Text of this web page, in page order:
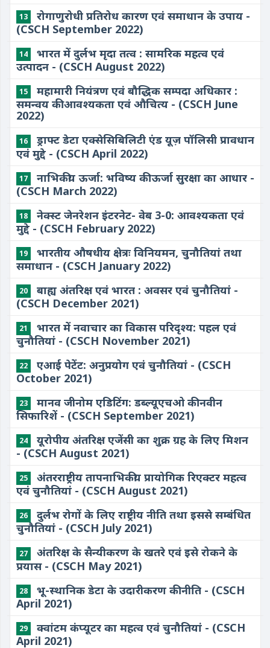
13
रोगाणुरोधी प्रतिरोध कारण एवं समाधान के उपाय -
(CSCH September 2022)
14
भारत में दुर्लभ मृदा तत्व : सामरिक महत्व एवं
उत्पादन - (CSCH August 2022)
15
महामारी नियंत्रण एवं बौद्धिक सम्पदा अधिकार :
समन्वय की आवश्यकता एवं औचित्य - (CSCH June
2022)
16
ड्राफ्ट डेटा एक्सेसिबिलिटी एंड यूज़ पॉलिसी प्रावधान
एवं मुद्दे - (CSCH April 2022)
17
नाभिकीय ऊर्जा: भविष्य की ऊर्जा सुरक्षा का आधार -
(CSCH March 2022)
18
नेक्स्ट जेनरेशन इंटरनेट- वेब 3-0: आवश्यकता एवं
मुद्दे - (CSCH February 2022)
19
भारतीय औषधीय क्षेत्रः विनियमन, चुनौतियां तथा
समाधान - (CSCH January 2022)
20
बाह्य अंतरिक्ष एवं भारत : अवसर एवं चुनौतियां -
(CSCH December 2021)
21
भारत में नवाचार का विकास परिदृश्य: पहल एवं
चुनौतियां - (CSCH November 2021)
22
एआई पेटेंट: अनुप्रयोग एवं चुनौतियां - (CSCH
October 2021)
23
मानव जीनोम एडिटिंग: डब्ल्यूएचओ की नवीन
सिफारिशें - (CSCH September 2021)
24
यूरोपीय अंतरिक्ष एजेंसी का शुक्र ग्रह के लिए मिशन
- (CSCH August 2021)
25
अंतरराष्ट्रीय तापनाभिकीय प्रायोगिक रिएक्टर महत्व
एवं चुनौतियां - (CSCH August 2021)
26
दुर्लभ रोगों के लिए राष्ट्रीय नीति तथा इससे सम्बंधित
चुनौतियां - (CSCH July 2021)
27
अंतरिक्ष के सैन्यीकरण के खतरे एवं इसे रोकने के
प्रयास - (CSCH May 2021)
28
भू-स्थानिक डेटा के उदारीकरण की नीति - (CSCH
April 2021)
29
क्वांटम कंप्यूटर का महत्व एवं चुनौतियां - (CSCH
April 2021)